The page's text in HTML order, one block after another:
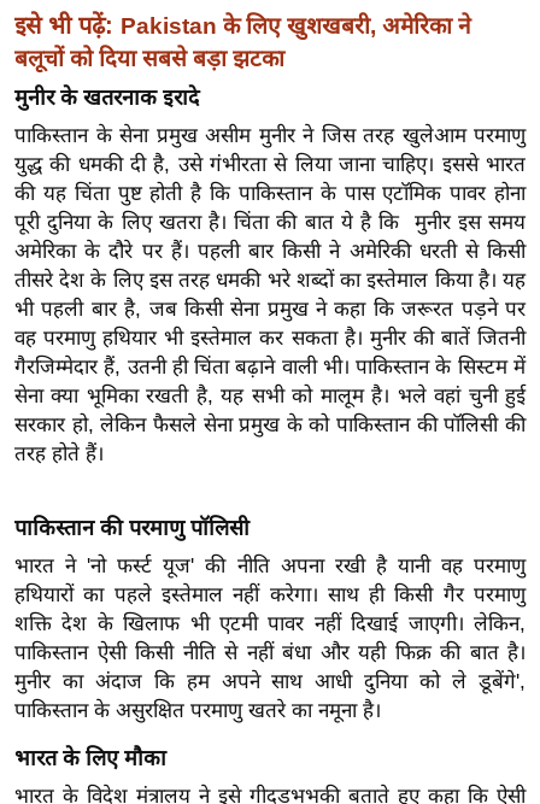
ऑ
टो
व
र्ल्ड
न्यू
ज
ब्री
फ
म
नो
रं
ज
न
ज
बॉ
ली
वु
ड
हॉ
ली
ड
इसे भी पढ़ें: Pakistan के लिए खुशखबरी, अमेरिका ने
बलूचों को दिया सबसे बड़ा झटका
मुनीर के खतरनाक इरादे
पाकिस्तान के सेना प्रमुख असीम मुनीर ने जिस तरह खुलेआम परमाणु
युद्ध की धमकी दी है, उसे गंभीरता से लिया जाना चाहिए। इससे भारत
की यह चिंता पुष्ट होती है कि पाकिस्तान के पास एटॉमिक पावर होना
पूरी दुनिया के लिए खतरा है। चिंता की बात ये है कि मुनीर इस समय
अमेरिका के दौरे पर हैं। पहली बार किसी ने अमेरिकी धरती से किसी
तीसरे देश के लिए इस तरह धमकी भरे शब्दों का इस्तेमाल किया है। यह
भी पहली बार है, जब किसी सेना प्रमुख ने कहा कि जरूरत पड़ने पर
वह परमाणु हथियार भी इस्तेमाल कर सकता है। मुनीर की बातें जितनी
गैरजिम्मेदार हैं, उतनी ही चिंता बढ़ाने वाली भी। पाकिस्तान के सिस्टम में
सेना क्या भूमिका रखती है, यह सभी को मालूम है। भले वहां चुनी हुई
सरकार हो, लेकिन फैसले सेना प्रमुख के को पाकिस्तान की पॉलिसी की
तरह होते हैं।
पाकिस्तान की परमाणु पॉलिसी
भारत ने 'नो फर्स्ट यूज' की नीति अपना रखी है यानी वह परमाणु
हथियारों का पहले इस्तेमाल नहीं करेगा। साथ ही किसी गैर परमाणु
शक्ति देश के खिलाफ भी एटमी पावर नहीं दिखाई जाएगी। लेकिन,
पाकिस्तान ऐसी किसी नीति से नहीं बंधा और यही फिक्र की बात है।
मुनीर का अंदाज कि हम अपने साथ आधी दुनिया को ले डूबेंगे',
पाकिस्तान के असुरक्षित परमाणु खतरे का नमूना है।
भारत के लिए मौका
भारत के विदेश मंत्रालय ने इसे गीदड़भभकी बताते हुए कहा कि ऐसी